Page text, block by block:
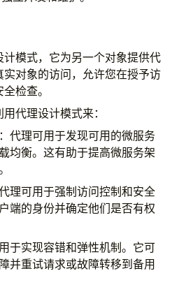
模式，它为另一个对象提供代
对象的访问，允许您在授予访
检查。
代理设计模式来：
：代理可用于发现可用的微服务
均衡。这有助于提高微服务架
理可用于强制访问控制和安全
端的身份并确定他们是否有权
于实现容错和弹性机制。它可
并重试请求或故障转移到备用